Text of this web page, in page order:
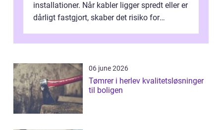
installationer. Når kabler ligger spredt eller er
dårligt fastgjort, skaber det risiko for
06 june 2026
Tømrer i herlev kvalitetsløsninger
til boligen